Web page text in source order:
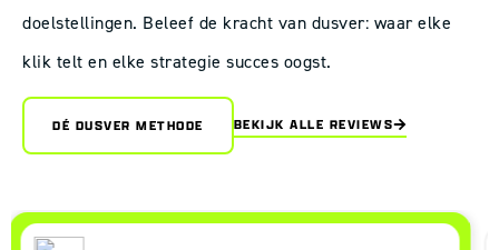
doelstellingen. Beleef de kracht van dusver: waar elke
klik telt en elke strategie succes oogst.
DÉ DUSVER METHODE BEKIJK ALLE REVIEWS